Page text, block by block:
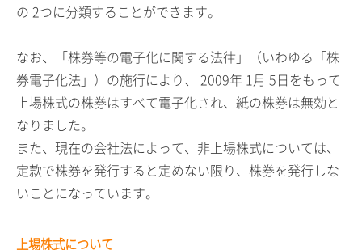
の 2つに分類することができます。
なお、「株券等の電子化に関する法律」（いわゆる「株
券電子化法」）の施行により、 2009年 1 月 5日をもって
上場株式の株券はすべて電子化され、紙の株券は無効と
なりました。
また、現在の会社法によって、非上場株式については、
定款で株券を発行すると定めない限り、株券を発行しな
いことになっています。
上場株式について